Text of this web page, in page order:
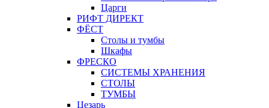
Царги
РИФТ ДИРЕКТ
ФЁСТ
Столы и тумбы
Шкафы
ФРЕСКО
СИСТЕМЫ ХРАНЕНИЯ
СТОЛЫ
ТУМБЫ
Цезарь